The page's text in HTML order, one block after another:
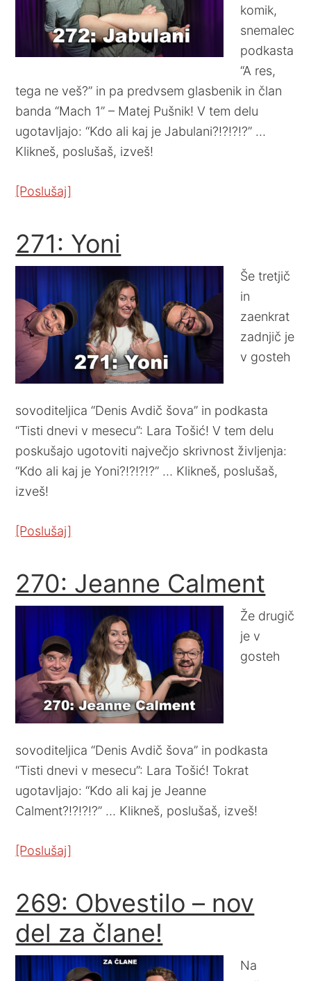
komik,
snemalec
podkasta
“A res,
tega ne veš?” in pa predvsem glasbenik in član
banda “Mach 1” – Matej Pušnik! V tem delu
ugotavljajo: “Kdo ali kaj je Jabulani?!?!?!?” …
Klikneš, poslušaš, izveš!
[Poslušaj]
271: Yoni
Še tretjič
in
zaenkrat
zadnjič je
v gosteh
sovoditeljica “Denis Avdič šova” in podkasta
“Tisti dnevi v mesecu”: Lara Tošić! V tem delu
poskušajo ugotoviti največjo skrivnost življenja:
“Kdo ali kaj je Yoni?!?!?!?” … Klikneš, poslušaš,
izveš!
[Poslušaj]
270: Jeanne Calment
Že drugič
je v
gosteh
sovoditeljica “Denis Avdič šova” in podkasta
“Tisti dnevi v mesecu”: Lara Tošić! Tokrat
ugotavljajo: “Kdo ali kaj je Jeanne
Calment?!?!?!?” … Klikneš, poslušaš, izveš!
[Poslušaj]
269: Obvestilo – nov
del za člane!
Na